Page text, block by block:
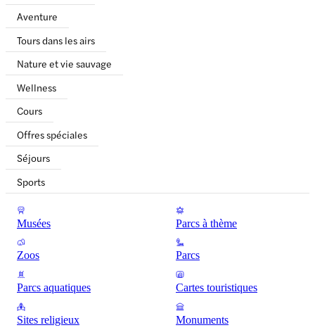
Aventure
Tours dans les airs
Nature et vie sauvage
Wellness
Cours
Offres spéciales
Séjours
Sports
Musées Parcs à thème
Zoos Parcs
Parcs aquatiques Cartes touristiques
Sites religieux Monuments